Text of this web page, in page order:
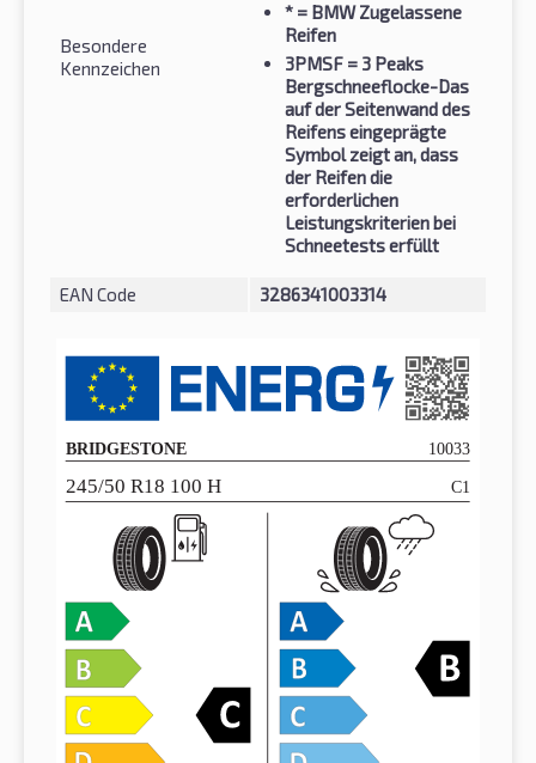
Besondere
Kennzeichen
* = BMW Zugelassene
Reifen
3PMSF = 3 Peaks
Bergschneeflocke-Das
auf der Seitenwand des
Reifens eingeprägte
Symbol zeigt an, dass
der Reifen die
erforderlichen
Leistungskriterien bei
Schneetests erfüllt
EAN Code 3286341003314